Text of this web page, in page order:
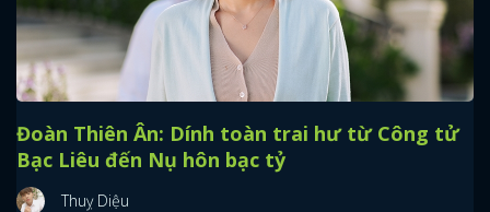
Đoàn Thiên Ân: Dính toàn trai hư từ Công tử
Bạc Liêu đến Nụ hôn bạc tỷ
Thuỵ Diệu